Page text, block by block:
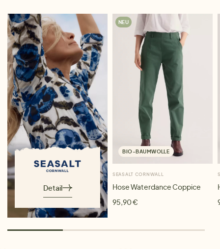
Detail
NEU
BIO-BAUMWOLLE
SEASALT CORNWALL
Hose Waterdance Coppice
95,90 €